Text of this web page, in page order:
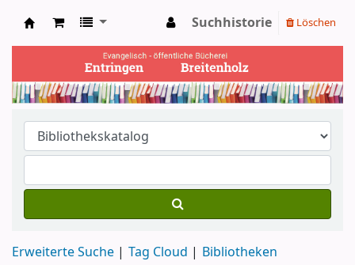
Ev. Bücherei Entringen
Suchhistorie Löschen
Erweiterte Suche Tag Cloud Bibliotheken